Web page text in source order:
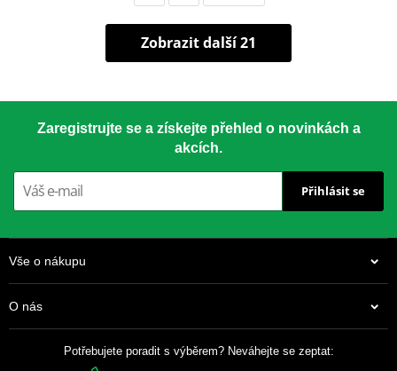
Zobrazit další 21
Zaregistrujte se a získejte přehled o novinkách a
akcích.
Přihlásit se
Vše o nákupu
O nás
Potřebujete poradit s výběrem? Neváhejte se zeptat: